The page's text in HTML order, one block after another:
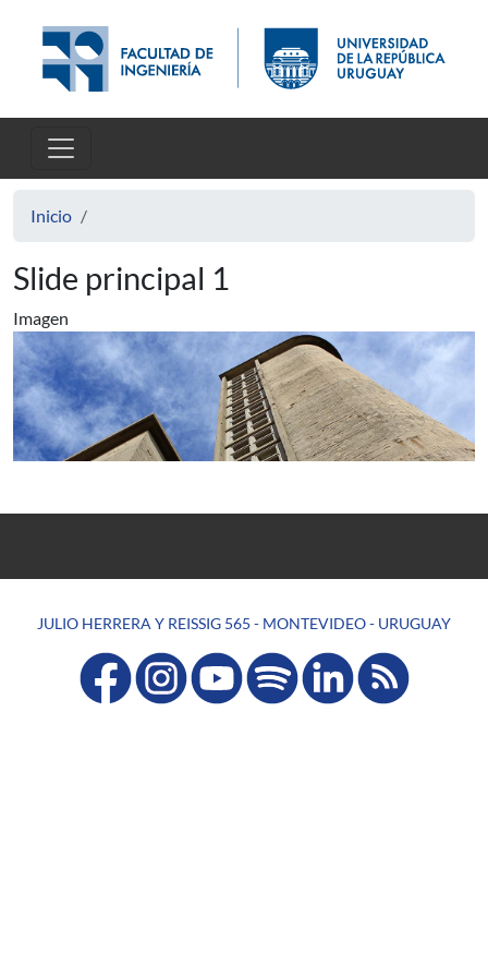
Inicio
Slide principal 1
Imagen
JULIO HERRERA Y REISSIG 565 - MONTEVIDEO - URUGUAY